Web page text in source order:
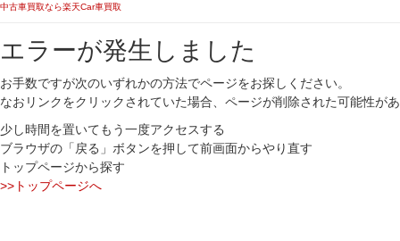
中古車買取なら楽天Car車買取
エラーが発生しました
お手数ですが次のいずれかの方法でページをお探しください。
なおリンクをクリックされていた場合、ページが削除された可能性が
少し時間を置いてもう一度アクセスする
ブラウザの「戻る」ボタンを押して前画面からやり直す
トップページから探す
>>トップページへ